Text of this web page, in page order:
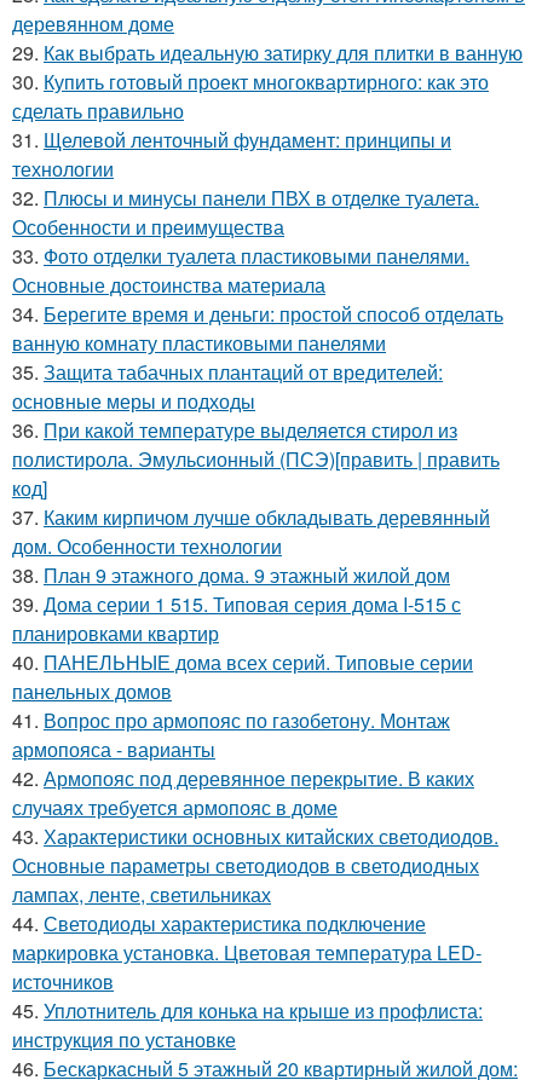
деревянном доме
29. Как выбрать идеальную затирку для плитки в ванную
30. Купить готовый проект многоквартирного: как это
сделать правильно
31. Щелевой ленточный фундамент: принципы и
технологии
32. Плюсы и минусы панели ПВХ в отделке туалета.
Особенности и преимущества
33. Фото отделки туалета пластиковыми панелями.
Основные достоинства материала
34. Берегите время и деньги: простой способ отделать
ванную комнату пластиковыми панелями
35. Защита табачных плантаций от вредителей:
основные меры и подходы
36. При какой температуре выделяется стирол из
полистирола. Эмульсионный (ПСЭ)[править | править
код]
37. Каким кирпичом лучше обкладывать деревянный
дом. Особенности технологии
38. План 9 этажного дома. 9 этажный жилой дом
39. Дома серии 1 515. Типовая серия дома I-515 с
планировками квартир
40. ПАНЕЛЬНЫЕ дома всех серий. Типовые серии
панельных домов
41. Вопрос про армопояс по газобетону. Монтаж
армопояса - варианты
42. Армопояс под деревянное перекрытие. В каких
случаях требуется армопояс в доме
43. Характеристики основных китайских светодиодов.
Основные параметры светодиодов в светодиодных
лампах, ленте, светильниках
44. Светодиоды характеристика подключение
маркировка установка. Цветовая температура LED-
источников
45. Уплотнитель для конька на крыше из профлиста:
инструкция по установке
46. Бескаркасный 5 этажный 20 квартирный жилой дом: